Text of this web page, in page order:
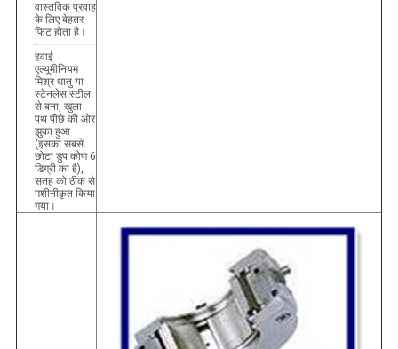
वास्तविक प्रवाह
के लिए बेहतर
फिट होता है।
हवाई
एल्यूमीनियम
मिश्र धातु या
स्टेनलेस स्टील
से बना, खुला
पथ पीछे की ओर
झुका हुआ
(इसका सबसे
छोटा डुप कोण 6
डिग्री का है),
सतह को ठीक से
मशीनीकृत किया
गया।